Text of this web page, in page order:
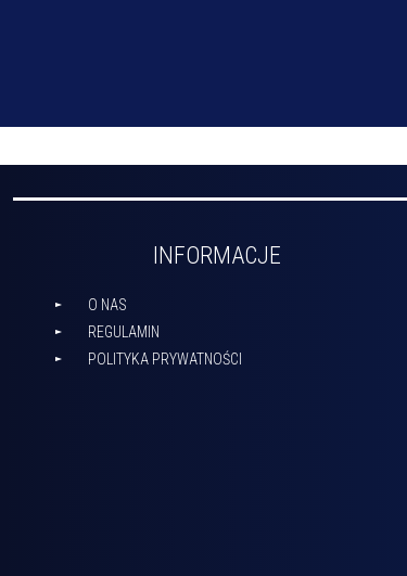
INFORMACJE
O NAS
REGULAMIN
POLITYKA PRYWATNOŚCI